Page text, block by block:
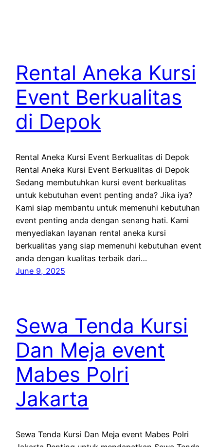
Rental Aneka Kursi
Event Berkualitas
di Depok
Rental Aneka Kursi Event Berkualitas di Depok
Rental Aneka Kursi Event Berkualitas di Depok
Sedang membutuhkan kursi event berkualitas
untuk kebutuhan event penting anda? Jika iya?
Kami siap membantu untuk memenuhi kebutuhan
event penting anda dengan senang hati. Kami
menyediakan layanan rental aneka kursi
berkualitas yang siap memenuhi kebutuhan event
anda dengan kualitas terbaik dari…
June 9, 2025
Sewa Tenda Kursi
Dan Meja event
Mabes Polri
Jakarta
Sewa Tenda Kursi Dan Meja event Mabes Polri